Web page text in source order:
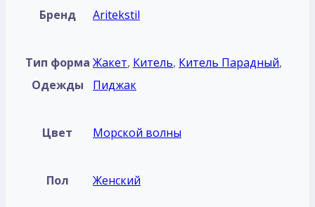
Бренд Aritekstil
Тип форма
Одежды
Жакет, Китель, Китель Парадный,
Пиджак
Цвет Морской волны
Пол Женский